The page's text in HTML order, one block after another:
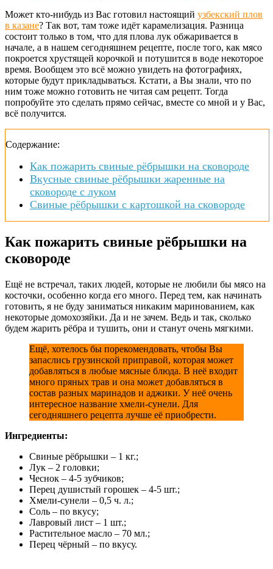
Может кто-нибудь из Вас готовил настоящий узбекский плов
в казане? Так вот, там тоже идёт карамелизация. Разница
состоит только в том, что для плова лук обжаривается в
начале, а в нашем сегодняшнем рецепте, после того, как мясо
покроется хрустящей корочкой и потушится в воде некоторое
время. Вообщем это всё можно увидеть на фотографиях,
которые будут прикладываться. Кстати, а Вы знали, что по
ним тоже можно готовить не читая сам рецепт. Тогда
попробуйте это сделать прямо сейчас, вместе со мной и у Вас,
всё получится.
Содержание:
Как пожарить свиные рёбрышки на сковороде
Вкусные свиные рёбрышки жаренные на
сковороде с луком
Свиные рёбрышки с картошкой на сковороде
Как пожарить свиные рёбрышки на
сковороде
Ещё не встречал, таких людей, которые не любили бы мясо на
косточки, особенно когда его много. Перед тем, как начинать
готовить, я не буду заниматься никаким маринованием, как
некоторые домохозяйки. Да и не зачем. Ведь и так, сколько
будем жарить рёбра и тушить, они и станут очень мягкими.
Ещё, хотелось бы порекомендовать, чтобы Вы
запаслись грузинской приправой, которая может
добавляться в любые мясные блюда. В неё входит
много пряных трав и она может добавляться в
состав разных маринадов и аджики. У неё очень
интересное название хмели-сунели. Для
сегодняшнего рецепта лучше её приобрести.
Ингредиенты:
Свиные рёбрышки – 1 кг.;
Лук – 2 головки;
Чеснок – 4-5 зубчиков;
Перец душистый горошек – 4-5 шт.;
Хмели-сунели – 0,5 ч. л.;
Соль – по вкусу;
Лавровый лист – 1 шт.;
Растительное масло – 70 мл.;
Перец чёрный – по вкусу.